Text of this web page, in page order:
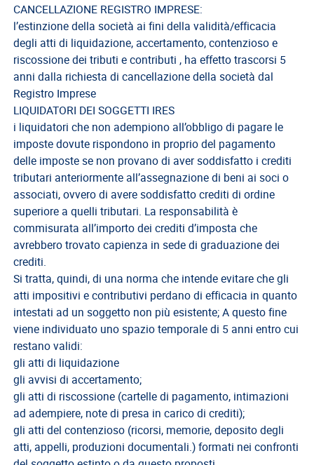
e
Regolamenti
ANCL
Direttivo
Ancl
ENPACL
Previdenza
Enpacl
A.S.G.C.D.L.
Direttivo
A.S.G.C.D.L.
Documenti
ASGCDL
TIROCINANTI
Tirocinanti
Banca
Tirocinanti
Modulistica
Normativa
COMMISSIONE
CANCELLAZIONE REGISTRO IMPRESE:
l’estinzione della società ai fini della validità/efficacia
degli atti di liquidazione, accertamento, contenzioso e
riscossione dei tributi e contributi , ha effetto trascorsi 5
anni dalla richiesta di cancellazione della società dal
Registro Imprese
LIQUIDATORI DEI SOGGETTI IRES
i liquidatori che non adempiono all’obbligo di pagare le
imposte dovute rispondono in proprio del pagamento
delle imposte se non provano di aver soddisfatto i crediti
tributari anteriormente all’assegnazione di beni ai soci o
associati, ovvero di avere soddisfatto crediti di ordine
superiore a quelli tributari. La responsabilità è
commisurata all’importo dei crediti d’imposta che
avrebbero trovato capienza in sede di graduazione dei
crediti.
Si tratta, quindi, di una norma che intende evitare che gli
atti impositivi e contributivi perdano di efficacia in quanto
intestati ad un soggetto non più esistente; A questo fine
viene individuato uno spazio temporale di 5 anni entro cui
restano validi:
gli atti di liquidazione
gli avvisi di accertamento;
gli atti di riscossione (cartelle di pagamento, intimazioni
ad adempiere, note di presa in carico di crediti);
gli atti del contenzioso (ricorsi, memorie, deposito degli
atti, appelli, produzioni documentali.) formati nei confronti